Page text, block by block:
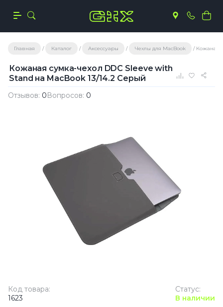
Главная Каталог Аксессуары Чехлы для MacBook Кожаная
Кожаная сумка-чехол DDC Sleeve with
Stand на MacBook 13/14.2 Серый
Отзывов: 0Вопросов: 0
Статус:
В наличии
Код товара:
1623